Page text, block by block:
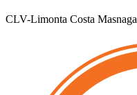
CLV-Limonta Costa Masnaga